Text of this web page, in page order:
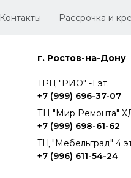
Контакты Рассрочка и
г. Ростов-на-Дону
TРЦ "РИО" -1 эт.
+7 (999) 696-37-07
ТЦ "Мир Ремонта"
+7 (999) 698-61-62
TЦ "Мебельград" 4
+7 (996) 611-54-24